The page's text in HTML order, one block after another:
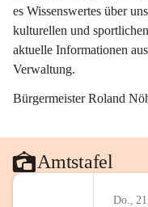
es Wissenswertes über
kulturellen und
aktuelle Informationen
Verwaltung.
Bürgermeister Roland
Amtstafel
Do.,